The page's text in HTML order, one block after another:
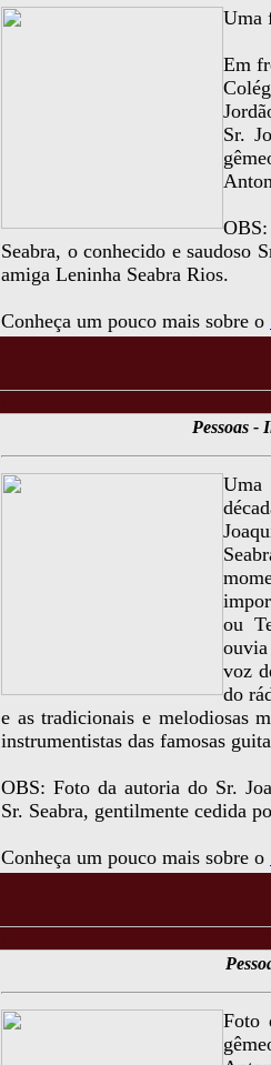
Uma
Em
Sr.
Seabra, o conhecido e saudoso
amiga Leninha Seabra Rios.
Conheça um pouco mais sobre o
Pessoas -
Uma
ou
voz
do
e as tradicionais e melodiosas
instrumentistas das famosas
OBS: Foto da autoria do Sr.
Sr. Seabra, gentilmente cedida
Conheça um pouco mais sobre o
Foto